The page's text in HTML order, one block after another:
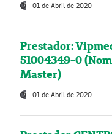
01 de Abril de 2020
Prestador:
51004349-0
Master)
01 de Abril de 2020